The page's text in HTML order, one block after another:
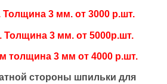
Толщина 3 мм. от 3000 р.шт.
Толщина 3 мм. от 5000р.шт.
толщина 3 мм от 4000 р.шт.
стороны шпильки для